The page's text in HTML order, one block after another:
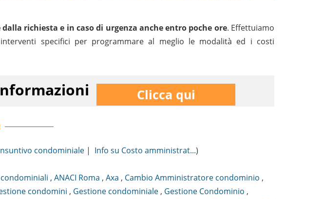
richiesta e in caso di urgenza anche entro poche ore. Effettuiamo
specifici per programmare al meglio le modalità ed i costi
Clicca qui
condominiale | Info su Costo amministrat...)
, ANACI Roma , Axa , Cambio Amministratore condominio ,
condomini , Gestione condominiale , Gestione Condominio ,